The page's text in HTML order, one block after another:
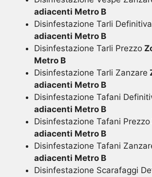
adiacenti Metro B
Disinfestazione Tarli Definitiva
adiacenti Metro B
Disinfestazione Tarli Prezzo
Metro B
Disinfestazione Tarli Zanzare
adiacenti Metro B
Disinfestazione Tafani
adiacenti Metro B
Disinfestazione Tafani Prezzo
adiacenti Metro B
Disinfestazione Tafani
adiacenti Metro B
Disinfestazione Scarafaggi